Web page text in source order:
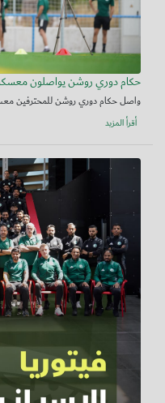
حكام دوري روشن يواصلون
واصل حكام دوري روشن للمحترفين
أقرأ المزيد